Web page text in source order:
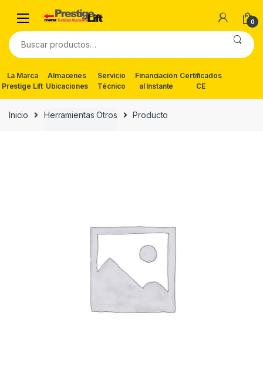
navigation
content
0
Buscar
por:
La Marca
Prestige Lift
Almacenes
Ubicaciones
Servicio
Técnico
Financiación
al Instante
Certificados
CE
Inicio Herramientas Otros Producto